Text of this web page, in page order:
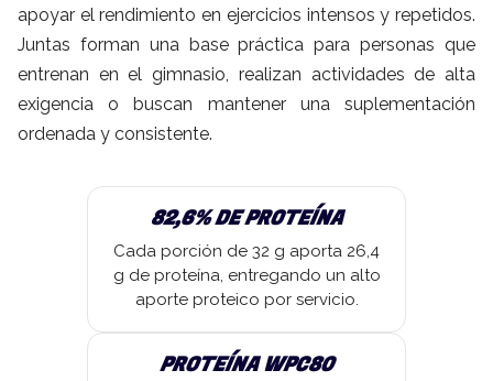
apoyar el rendimiento en ejercicios intensos y repetidos.
Juntas forman una base práctica para personas que
entrenan en el gimnasio, realizan actividades de alta
exigencia o buscan mantener una suplementación
ordenada y consistente.
82,6% DE PROTEÍNA
Cada porción de 32 g aporta 26,4
g de proteína, entregando un alto
aporte proteico por servicio.
PROTEÍNA WPC80